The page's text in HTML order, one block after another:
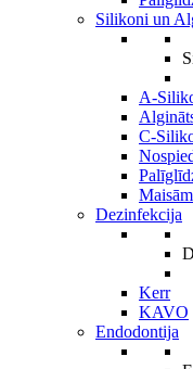
Silikoni un
A-
C-
Dezinfekcija
Kerr
KAVO
Endodontija